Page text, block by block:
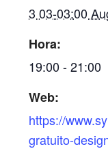
3 03-03:00
Hora:
19:00 - 21:00
Web:
https://
gratuito-